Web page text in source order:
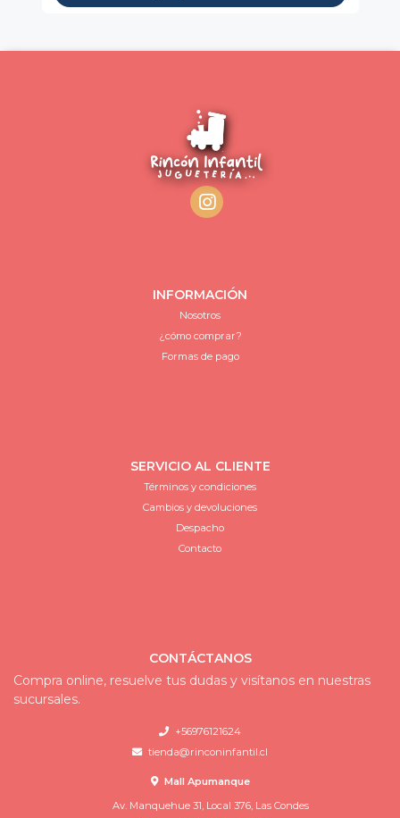
INFORMACIÓN
Nosotros
¿cómo comprar?
Formas de pago
SERVICIO AL CLIENTE
Términos y condiciones
Cambios y devoluciones
Despacho
Contacto
CONTÁCTANOS
Compra online, resuelve tus dudas y visítanos en nuestras
sucursales.
+56976121624
tienda@rinconinfantil.cl
Mall Apumanque
Av. Manquehue 31, Local 376, Las Condes